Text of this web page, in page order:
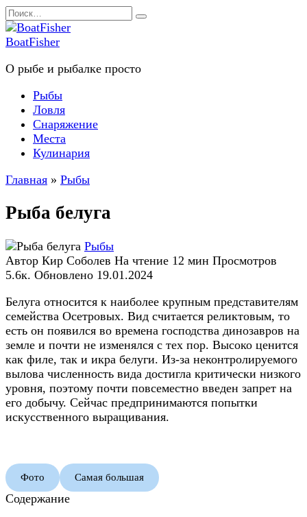
Перейти
к
содержанию
Search
for:
BoatFisher
О рыбе и рыбалке просто
Рыбы
Ловля
Снаряжение
Места
Кулинария
Главная » Рыбы
Рыба белуга
Рыбы
Автор Кир Соболев На чтение 12 мин Просмотров
5.6к. Обновлено 19.01.2024
Белуга относится к наиболее крупным представителям
семейства Осетровых. Вид считается реликтовым, то
есть он появился во времена господства динозавров на
земле и почти не изменялся с тех пор. Высоко ценится
как филе, так и икра белуги. Из-за неконтролируемого
вылова численность вида достигла критически низкого
уровня, поэтому почти повсеместно введен запрет на
его добычу. Сейчас предпринимаются попытки
искусственного выращивания.
Фото Самая большая
Содержание